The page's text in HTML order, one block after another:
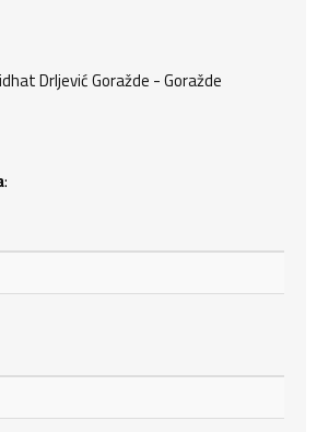
Drljević Goražde - Goražde
: